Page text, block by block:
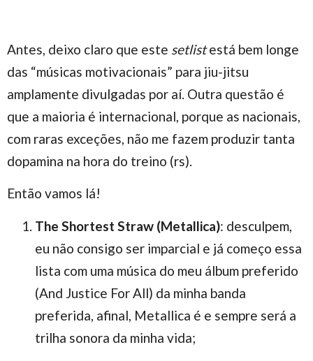
Antes, deixo claro que este setlistestá bem longe
das “músicas motivacionais” para jiu-jitsu
amplamente divulgadas por aí. Outra questão é
que a maioria é internacional, porque as nacionais,
com raras exceções, não me fazem produzir tanta
dopamina na hora do treino (rs).
Então vamos lá!
The Shortest Straw (Metallica): desculpem,
eu não consigo ser imparcial e já começo essa
lista com uma música do meu álbum preferido
(And Justice For All) da minha banda
preferida, afinal, Metallica é e sempre será a
trilha sonora da minha vida;